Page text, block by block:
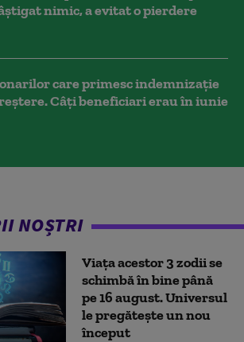
nimic, a evitat o pierdere
care primesc indemnizaţie
Câți beneficiari erau în iunie
NOȘTRI
Viața acestor 3 zodii se
schimbă în bine până
pe 16 august. Universul
le pregătește un nou
început